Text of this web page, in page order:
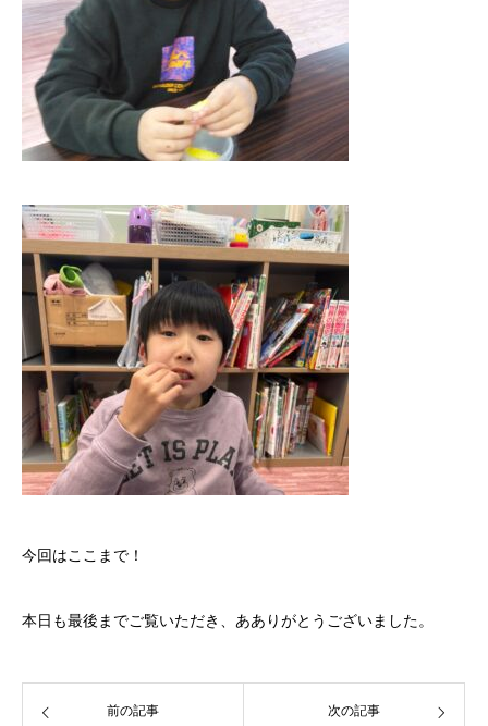
今回はここまで！
本日も最後までご覧いただき、あありがとうございました。
前の記事 次の記事